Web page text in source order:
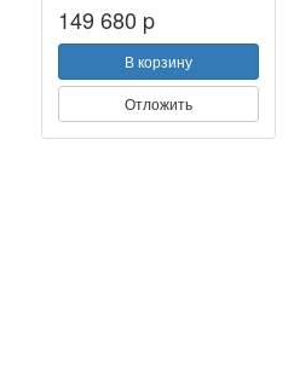
149 680 p
В корзину
Отложить